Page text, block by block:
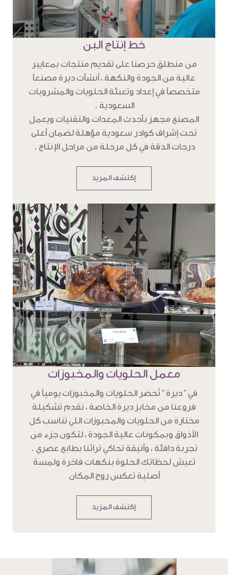
خط إنتاج البن
من منطلق حرصنا على تقديم منتجات بمعايير
عالية من الجودة والنكهة ، أنشأت ديرة مصنعاً
متخصصاً في إعداد وتعبئة الحلويات والمشروبات
السعودية .
المصنع مجهز بأحدث المعدات والتقنيات ويعمل
تحت إشراف كوادر سعودية مؤهلة لضمان أعلى
درجات الدقة في كل مرحلة من مراحل الإنتاج .
إكتشف المزيد
معمل الحلويات والمخبوزات
في " ديرة " تُحضر الحلويات والمخبوزات يومياً في
فروعنا من مخابز ديرة الخاصة ، نقدم تشكيلة
مختارة من الحلويات والمخبوزات اللي تناسب كل
الأذواق وبمكونات عالية الجودة ، لتكون جزء من
تجربة دافئة ، وأنيقة تحاكي تراثنا بطابع عصري .
تعيش لحظاتك الحلوة بنكهات فاخرة ولمسة
أصلية تعكس روح المكان
إكتشف المزيد